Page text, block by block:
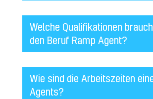
Welche Qualifikationen
den Beruf Ramp Agent?
Wie sind die Arbeitszeiten
Agents?